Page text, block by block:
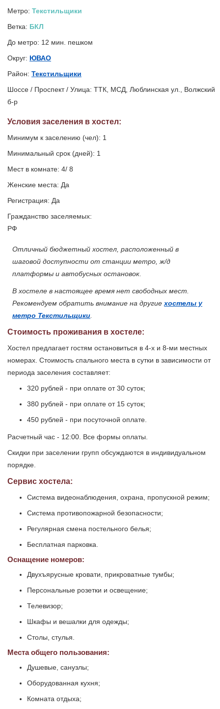
Метро: Текстильщики
Ветка: БКЛ
До метро: 12 мин. пешком
Округ: ЮВАО
Район: Текстильщики
Шоссе / Проспект / Улица: ТТК, МСД, Люблинская ул., Волжский
б-р
Условия заселения в хостел:
Минимум к заселению (чел): 1
Минимальный срок (дней): 1
Мест в комнате: 4/ 8
Женские места: Да
Регистрация: Да
Гражданство заселяемых:
РФ
Отличный бюджетный хостел, расположенный в
шаговой доступности от станции метро, ж/д
платформы и автобусных остановок.
В хостеле в настоящее время нет свободных мест.
Рекомендуем обратить внимание на другиехостелы у
метро Текстильщики.
Стоимость проживания в хостеле:
Хостел предлагает гостям остановиться в 4-х и 8-ми местных
номерах. Стоимость спального места в сутки в зависимости от
периода заселения составляет:
320 рублей - при оплате от 30 суток;
380 рублей - при оплате от 15 суток;
450 рублей - при посуточной оплате.
Расчетный час - 12:00. Все формы оплаты.
Скидки при заселении групп обсуждаются в индивидуальном
порядке.
Сервис хостела:
Система видеонаблюдения, охрана, пропускной режим;
Система противопожарной безопасности;
Регулярная смена постельного белья;
Бесплатная парковка.
Оснащение номеров:
Двухъярусные кровати, прикроватные тумбы;
Персональные розетки и освещение;
Телевизор;
Шкафы и вешалки для одежды;
Столы, стулья.
Места общего пользования:
Душевые, санузлы;
Оборудованная кухня;
Комната отдыха;